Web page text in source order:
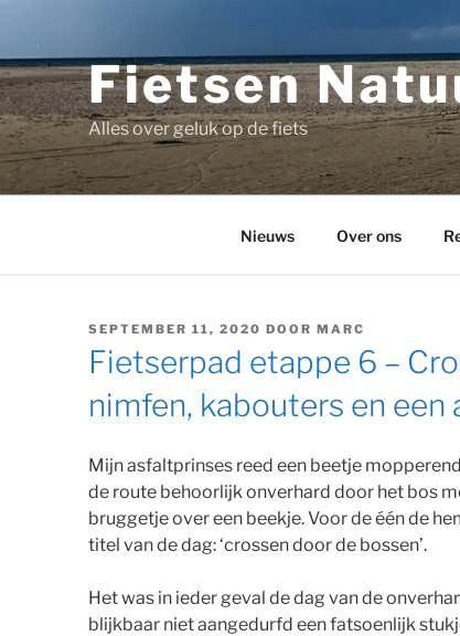
de
inhoud
Fietsen
Alles over geluk op de fiets
Nieuws Over ons
GEPLAATST
SEPTEMBER 11, 2020 DOOR MARC
Fietserpad etappe 6 –
nimfen, kabouters en een
Mijn asfaltprinses reed een beetje
de route behoorlijk onverhard door het bos
bruggetje over een beekje. Voor de één de
titel van de dag: ‘crossen door de bossen’.
Het was in ieder geval de dag van de
blijkbaar niet aangedurfd een fatsoenlijk